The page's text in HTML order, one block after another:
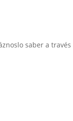
saber a